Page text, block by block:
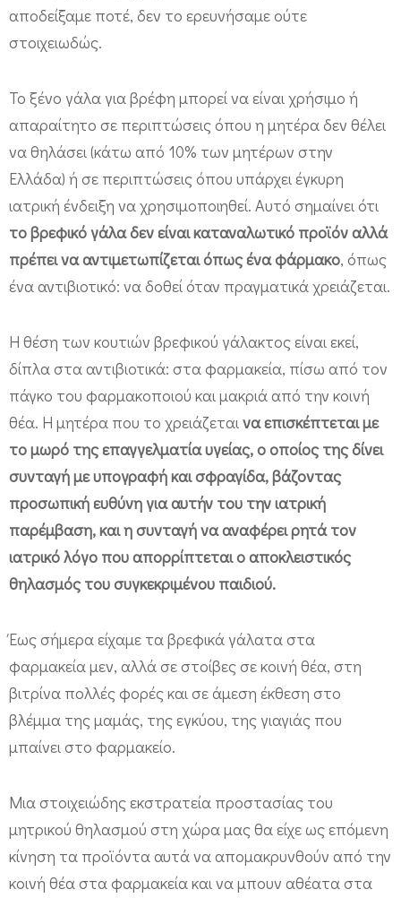
αποδείξαμε ποτέ, δεν το ερευνήσαμε ούτε
στοιχειωδώς.
Το ξένο γάλα για βρέφη μπορεί να είναι χρήσιμο ή
απαραίτητο σε περιπτώσεις όπου η μητέρα δεν θέλει
να θηλάσει (κάτω από 10% των μητέρων στην
Ελλάδα) ή σε περιπτώσεις όπου υπάρχει έγκυρη
ιατρική ένδειξη να χρησιμοποιηθεί. Αυτό σημαίνει ότι
το βρεφικό γάλα δεν είναι καταναλωτικό προϊόν αλλά
πρέπει να αντιμετωπίζεται όπως ένα φάρμακο, όπως
ένα αντιβιοτικό: να δοθεί όταν πραγματικά χρειάζεται.
Η θέση των κουτιών βρεφικού γάλακτος είναι εκεί,
δίπλα στα αντιβιοτικά: στα φαρμακεία, πίσω από τον
πάγκο του φαρμακοποιού και μακριά από την κοινή
θέα. Η μητέρα που το χρειάζεταινα επισκέπτεται με
το μωρό της επαγγελματία υγείας, ο οποίος της δίνει
συνταγή με υπογραφή και σφραγίδα, βάζοντας
προσωπική ευθύνη για αυτήν του την ιατρική
παρέμβαση, και η συνταγή να αναφέρει ρητά τον
ιατρικό λόγο που απορρίπτεται ο αποκλειστικός
θηλασμός του συγκεκριμένου παιδιού.
Έως σήμερα είχαμε τα βρεφικά γάλατα στα
φαρμακεία μεν, αλλά σε στοίβες σε κοινή θέα, στη
βιτρίνα πολλές φορές και σε άμεση έκθεση στο
βλέμμα της μαμάς, της εγκύου, της γιαγιάς που
μπαίνει στο φαρμακείο.
Μια στοιχειώδης εκστρατεία προστασίας του
μητρικού θηλασμού στη χώρα μας θα είχε ως επόμενη
κίνηση τα προϊόντα αυτά να απομακρυνθούν από την
κοινή θέα στα φαρμακεία και να μπουν αθέατα στα